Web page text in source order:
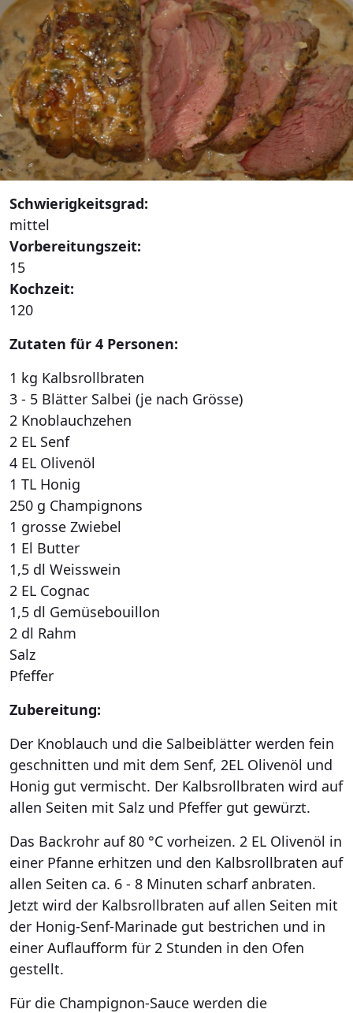
Schwierigkeitsgrad:
mittel
Vorbereitungszeit:
15
Kochzeit:
120
Zutaten für 4 Personen:
1 kg Kalbsrollbraten
3 - 5 Blätter Salbei (je nach Grösse)
2 Knoblauchzehen
2 EL Senf
4 EL Olivenöl
1 TL Honig
250 g Champignons
1 grosse Zwiebel
1 El Butter
1,5 dl Weisswein
2 EL Cognac
1,5 dl Gemüsebouillon
2 dl Rahm
Salz
Pfeffer
Zubereitung:
Der Knoblauch und die Salbeiblätter werden fein
geschnitten und mit dem Senf, 2EL Olivenöl und
Honig gut vermischt. Der Kalbsrollbraten wird auf
allen Seiten mit Salz und Pfeffer gut gewürzt.
Das Backrohr auf 80 °C vorheizen. 2 EL Olivenöl in
einer Pfanne erhitzen und den Kalbsrollbraten auf
allen Seiten ca. 6 - 8 Minuten scharf anbraten.
Jetzt wird der Kalbsrollbraten auf allen Seiten mit
der Honig-Senf-Marinade gut bestrichen und in
einer Auflaufform für 2 Stunden in den Ofen
gestellt.
Für die Champignon-Sauce werden die